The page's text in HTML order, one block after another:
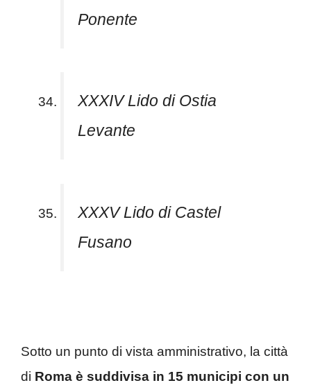
Ponente
XXXIV Lido di Ostia
Levante
XXXV Lido di Castel
Fusano
Sotto un punto di vista amministrativo, la città
di Roma è suddivisa in 15 municipi con un